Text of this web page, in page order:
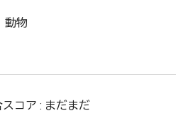
動物
コア : まだまだ